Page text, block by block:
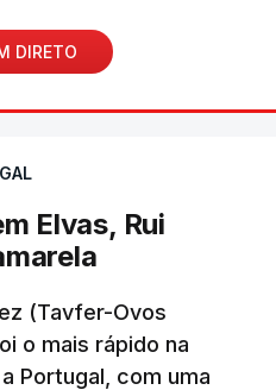
DIRETO
Elvas, Rui
(Tavfer-Ovos
o mais rápido na
Portugal, com uma